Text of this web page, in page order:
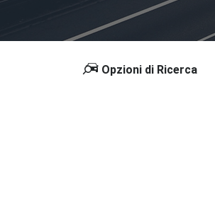
Opzioni di Ricerca